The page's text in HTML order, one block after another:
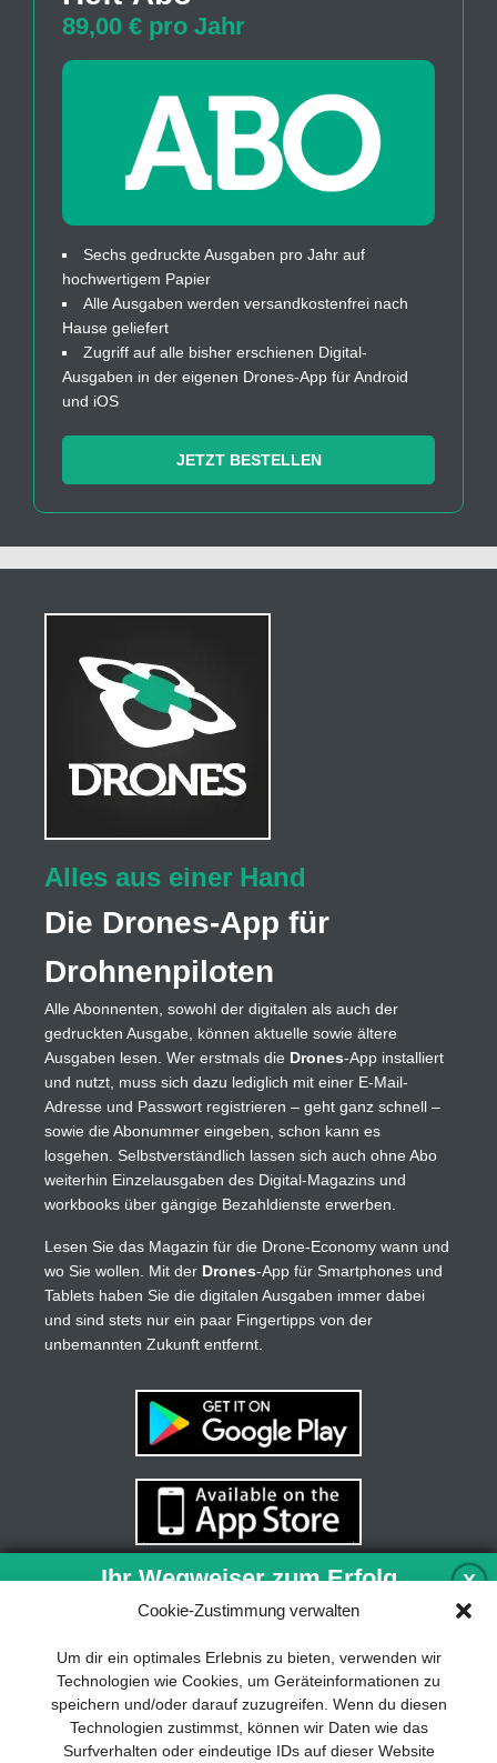
Cookie-Zustimmung verwalten
Um dir ein optimales Erlebnis zu bieten, verwenden wir
Technologien wie Cookies, um Geräteinformationen zu
speichern und/oder darauf zuzugreifen. Wenn du diesen
Technologien zustimmst, können wir Daten wie das
Surfverhalten oder eindeutige IDs auf dieser Website
89,00 € pro Jahr
Sechs gedruckte Ausgaben pro Jahr auf
hochwertigem Papier
Alle Ausgaben werden versandkostenfrei nach
Hause geliefert
Zugriff auf alle bisher erschienen Digital-
Ausgaben in der eigenen Drones-App für Android
und iOS
JETZT BESTELLEN
Alles aus einer Hand
Die Drones-App für
Drohnenpiloten
Alle Abonnenten, sowohl der digitalen als auch der
gedruckten Ausgabe, können aktuelle sowie ältere
Ausgaben lesen. Wer erstmals die Drones-App installiert
und nutzt, muss sich dazu lediglich mit einer E-Mail-
Adresse und Passwort registrieren – geht ganz schnell –
sowie die Abonummer eingeben, schon kann es
losgehen. Selbstverständlich lassen sich auch ohne Abo
weiterhin Einzelausgaben des Digital-Magazins und
workbooks über gängige Bezahldienste erwerben.
Lesen Sie das Magazin für die Drone-Economy wann und
wo Sie wollen. Mit der Drones-App für Smartphones und
Tablets haben Sie die digitalen Ausgaben immer dabei
und sind stets nur ein paar Fingertipps von der
unbemannten Zukunft entfernt.
X
Ihr Wegweiser zum Erfolg
nachhaltigen Geschäftsmodells sind für
jedes Unternehmen unverzichtbar. Das
Business Model Canvas hilft, sich dabei
auf das Wesentliche zu konzentrieren
und stets im Blick zu behalten, worauf es